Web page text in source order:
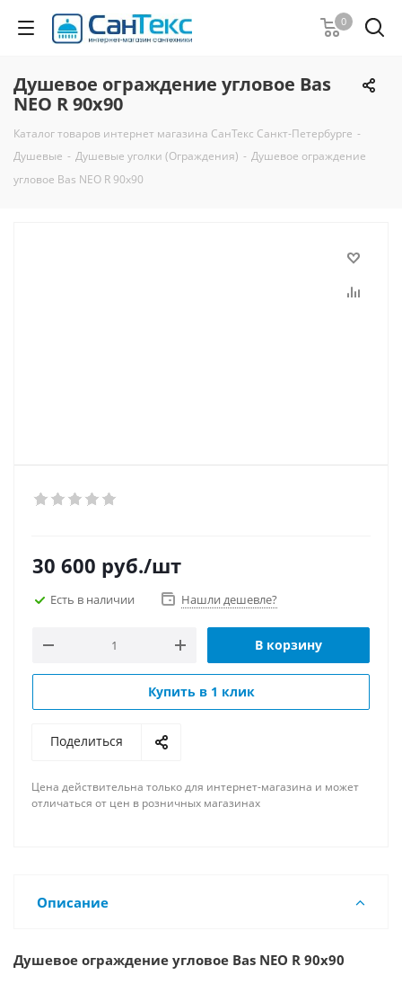
0
Душевое ограждение угловое Bas
NEO R 90х90
Каталог товаров интернет магазина СанТекс Санкт-Петербурге -
Душевые - Душевые уголки (Ограждения) - Душевое ограждение
угловое Bas NEO R 90х90
30 600 руб./шт
Есть в наличии Нашли дешевле?
В корзину
Купить в 1 клик
Поделиться
Цена действительна только для интернет-магазина и может
отличаться от цен в розничных магазинах
Описание
Душевое ограждение угловое Bas NEO R 90х90